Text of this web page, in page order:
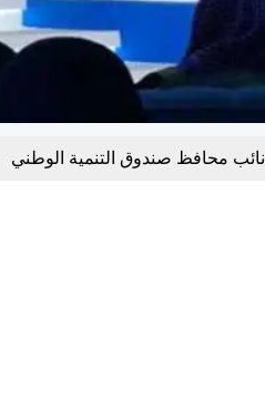
نائب محافظ صندوق التنمية الوطني